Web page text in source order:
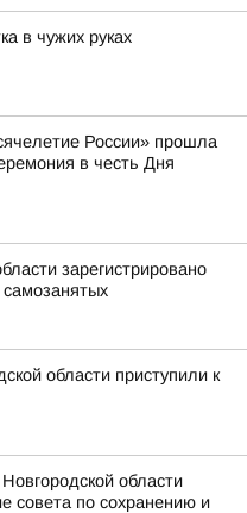
в чужих руках
России» прошла
в честь Дня
зарегистрировано
области приступили к
области
совета по сохранению и